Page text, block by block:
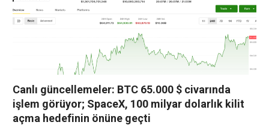
Canlı güncellemeler: BTC 65.000 $ civarında
işlem görüyor; SpaceX, 100 milyar dolarlık kilit
açma hedefinin önüne geçti